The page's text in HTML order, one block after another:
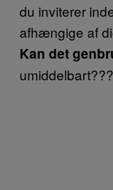
du inviterer
afhængige af
Kan det
umiddelbart???